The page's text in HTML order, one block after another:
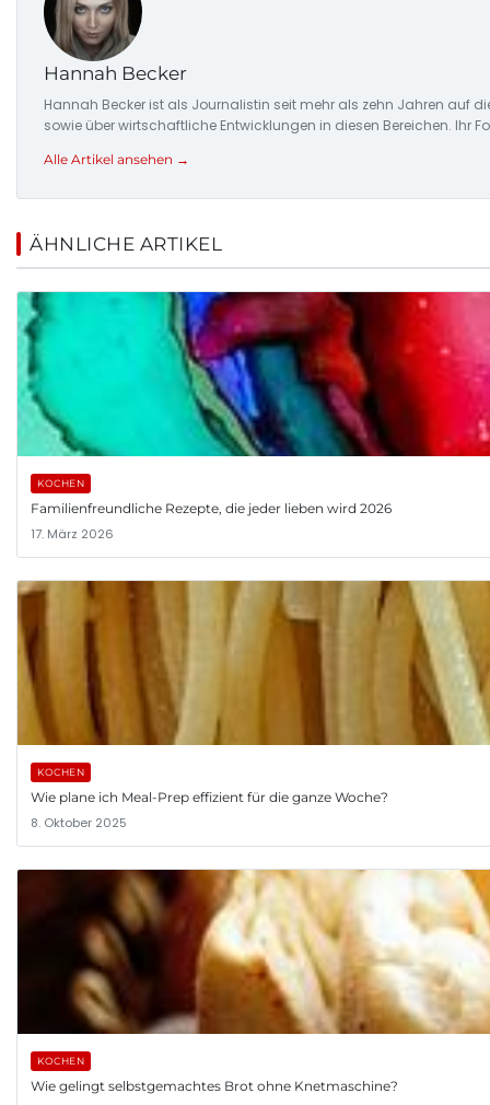
Hannah Becker
Hannah Becker ist als Journalistin seit mehr als zehn Jahren auf
sowie über wirtschaftliche Entwicklungen in diesen Bereichen. Ihr
Alle Artikel ansehen →
ÄHNLICHE ARTIKEL
KOCHEN
Familienfreundliche Rezepte, die jeder lieben wird 2026
17. März 2026
KOCHEN
Wie plane ich Meal-Prep effizient für die ganze Woche?
8. Oktober 2025
KOCHEN
Wie gelingt selbstgemachtes Brot ohne Knetmaschine?